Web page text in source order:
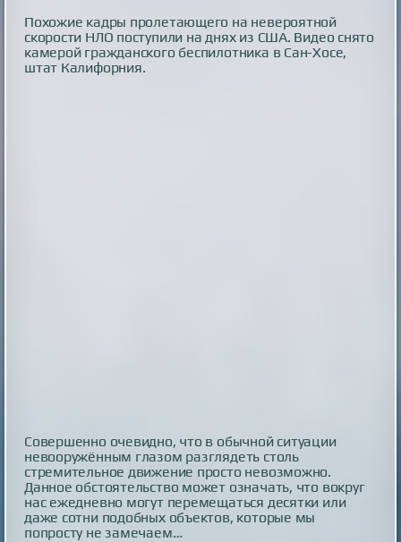
Похожие кадры пролетающего на невероятной
скорости НЛО поступили на днях из США. Видео снято
камерой гражданского беспилотника в Сан-Хосе,
штат Калифорния.
Совершенно очевидно, что в обычной ситуации
невооружённым глазом разглядеть столь
стремительное движение просто невозможно.
Данное обстоятельство может означать, что вокруг
нас ежедневно могут перемещаться десятки или
даже сотни подобных объектов, которые мы
попросту не замечаем…